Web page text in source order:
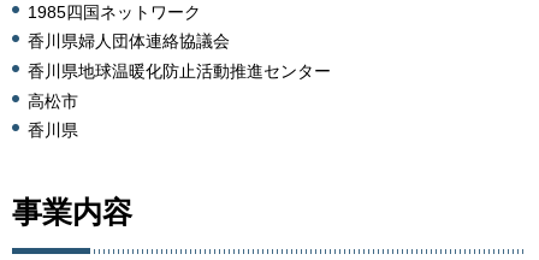
1985四国ネットワーク
香川県婦人団体連絡協議会
香川県地球温暖化防止活動推進センター
高松市
香川県
事業内容